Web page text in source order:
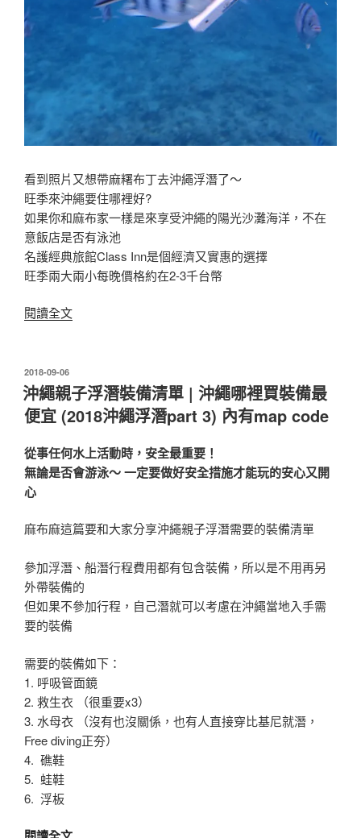
(公
寓
30
直
達
人
灘〉
看到照片又想帶麻糬布丁去沖繩浮潛了～
旺季來沖繩要住哪裡好?
如果你和麻布家一樣是來享受沖繩的陽光沙灘海洋，不在
意飯店是否有泳池
名護經典旅館Class Inn是個經濟又實惠的選擇
旺季兩大兩小每晚價格約在2-3千台幣
閱讀全文〈親
遊
沖
繩
高
CP
宿
薦-
Class
Inn
名
經
典
旅
館
(公
發
佈
於
2018-09-06
沖繩親子浮潛裝備清單 | 沖繩哪裡買裝備最
便宜 (2018沖繩浮潛part 3) 內有map code
從事任何水上活動時，安全最重要！
無論是否會游泳～ 一定要做好安全措施才能玩的安心又開
心
麻布麻這篇要和大家分享沖繩親子浮潛需要的裝備清單
參加浮潛、船潛行程費用都有包含裝備，所以是不用再另
外帶裝備的
但如果不參加行程，自己潛就可以考慮在沖繩當地入手需
要的裝備
需要的裝備如下：
1. 呼吸管面鏡
2. 救生衣 （很重要x3）
3. 水母衣 （沒有也沒關係，也有人直接穿比基尼就潛，
Free diving正夯）
4. 礁鞋
5. 蛙鞋
6. 浮板